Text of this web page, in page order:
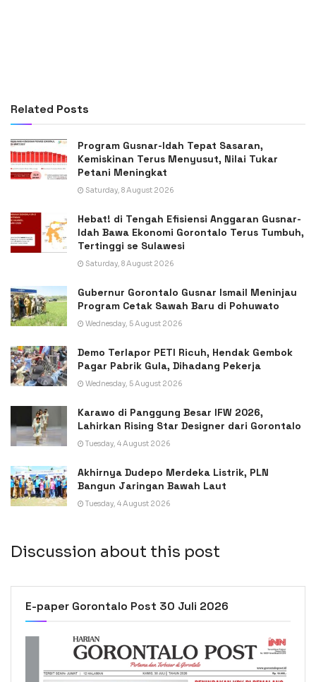
Related Posts
Program Gusnar-Idah Tepat Sasaran,
Kemiskinan Terus Menyusut, Nilai Tukar
Petani Meningkat
Saturday, 8 August 2026
Hebat! di Tengah Efisiensi Anggaran Gusnar-
Idah Bawa Ekonomi Gorontalo Terus Tumbuh,
Tertinggi se Sulawesi
Saturday, 8 August 2026
Gubernur Gorontalo Gusnar Ismail Meninjau
Program Cetak Sawah Baru di Pohuwato
Wednesday, 5 August 2026
Demo Terlapor PETI Ricuh, Hendak Gembok
Pagar Pabrik Gula, Dihadang Pekerja
Wednesday, 5 August 2026
Karawo di Panggung Besar IFW 2026,
Lahirkan Rising Star Designer dari Gorontalo
Tuesday, 4 August 2026
Akhirnya Dudepo Merdeka Listrik, PLN
Bangun Jaringan Bawah Laut
Tuesday, 4 August 2026
Discussion about this post
E-paper Gorontalo Post 30 Juli 2026